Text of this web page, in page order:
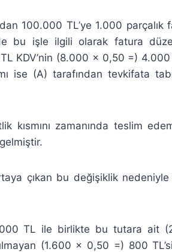
100.000 TL’ye 1.000
bu işle ilgili olarak fatura
KDV’nin (8.000 x 0,50 =) 4.000
ise (A) tarafından tevkifata
kısmını zamanında teslim
çıkan bu değişiklik nedeniyle
TL ile birlikte bu tutara ait
(1.600 x 0,50 =) 800